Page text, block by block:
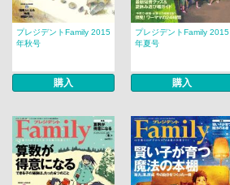
プレジデントFamily 2015
年秋号
購入
プレジデントFamily 2015
年夏号
購入